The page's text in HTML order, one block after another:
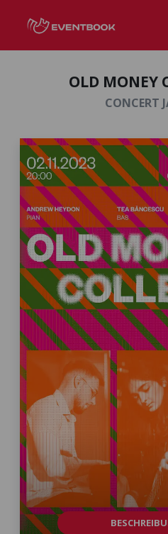
OLD MONEY
CONCERT